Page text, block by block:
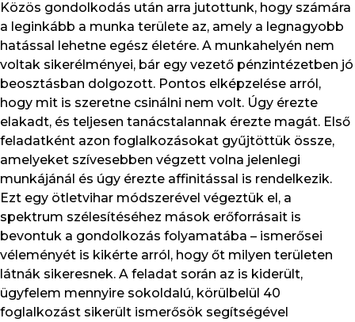
Közös gondolkodás után arra jutottunk, hogy számára
a leginkább a munka területe az, amely a legnagyobb
hatással lehetne egész életére. A munkahelyén nem
voltak sikerélményei, bár egy vezető pénzintézetben jó
beosztásban dolgozott. Pontos elképzelése arról,
hogy mit is szeretne csinálni nem volt. Úgy érezte
elakadt, és teljesen tanácstalannak érezte magát. Első
feladatként azon foglalkozásokat gyűjtöttük össze,
amelyeket szívesebben végzett volna jelenlegi
munkájánál és úgy érezte affinitással is rendelkezik.
Ezt egy ötletvihar módszerével végeztük el, a
spektrum szélesítéséhez mások erőforrásait is
bevontuk a gondolkozás folyamatába – ismerősei
véleményét is kikérte arról, hogy őt milyen területen
látnák sikeresnek. A feladat során az is kiderült,
ügyfelem mennyire sokoldalú, körülbelül 40
foglalkozást sikerült ismerősök segítségével